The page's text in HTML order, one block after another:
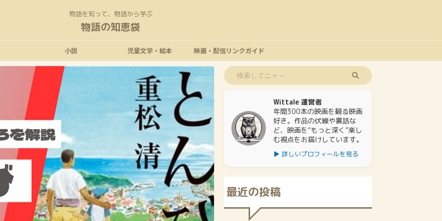
物語を知って、物語から学ぶ
物語の知恵袋
小説 児童文学・絵本 映画・配信リンクガイド
Wittale 運営者
年間300本の映画を観る映画
好き。作品の伏線や裏話な
ど、映画を“もっと深く”楽し
む視点をお届けしています。
▶ 詳しいプロフィールを見る
最近の投稿